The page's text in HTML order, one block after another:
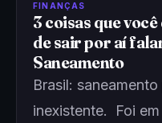
FINANÇAS
3 coisas que
de sair por aí
Saneamento
Brasil:
inexistente. Foi